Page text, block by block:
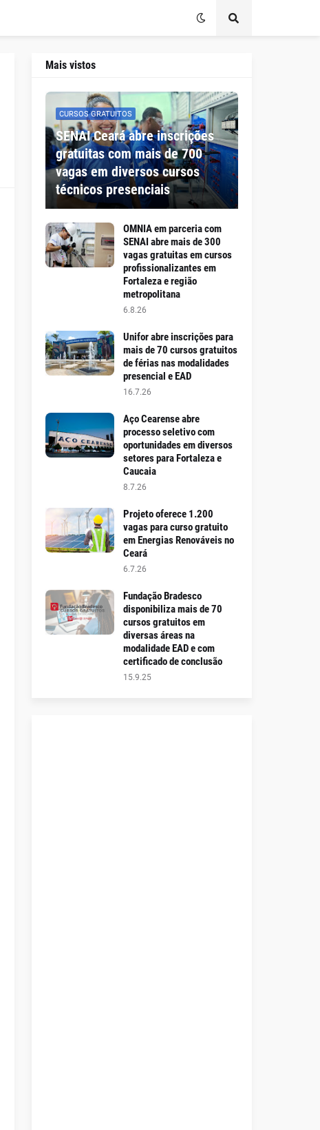
Mais vistos
CURSOS GRATUITOS
SENAI Ceará abre inscrições
gratuitas com mais de 700
vagas em diversos cursos
técnicos presenciais
OMNIA em parceria com
SENAI abre mais de 300
vagas gratuitas em cursos
profissionalizantes em
Fortaleza e região
metropolitana
6.8.26
Unifor abre inscrições para
mais de 70 cursos gratuitos
de férias nas modalidades
presencial e EAD
16.7.26
Aço Cearense abre
processo seletivo com
oportunidades em diversos
setores para Fortaleza e
Caucaia
8.7.26
Projeto oferece 1.200
vagas para curso gratuito
em Energias Renováveis no
Ceará
6.7.26
Fundação Bradesco
disponibiliza mais de 70
cursos gratuitos em
diversas áreas na
modalidade EAD e com
certificado de conclusão
15.9.25